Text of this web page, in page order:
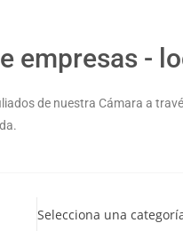
empresas -
de nuestra Cámara a
Selecciona una